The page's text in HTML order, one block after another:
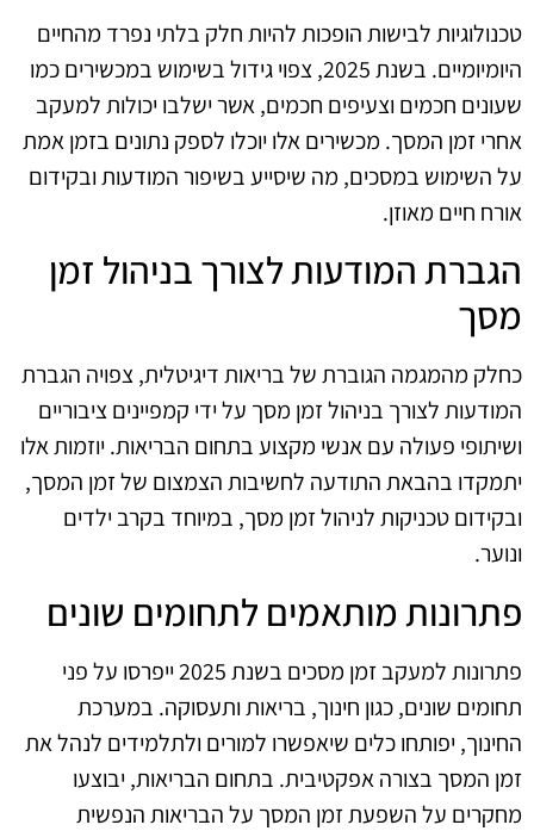
טכנולוגיות לבישות הופכות להיות חלק בלתי נפרד מהחיים
היומיומיים. בשנת 2025, צפוי גידול בשימוש במכשירים כמו
שעונים חכמים וצעיפים חכמים, אשר ישלבו יכולות למעקב
אחרי זמן המסך. מכשירים אלו יוכלו לספק נתונים בזמן אמת
על השימוש במסכים, מה שיסייע בשיפור המודעות ובקידום
אורח חיים מאוזן.
הגברת המודעות לצורך בניהול זמן
מסך
כחלק מהמגמה הגוברת של בריאות דיגיטלית, צפויה הגברת
המודעות לצורך בניהול זמן מסך על ידי קמפיינים ציבוריים
ושיתופי פעולה עם אנשי מקצוע בתחום הבריאות. יוזמות אלו
יתמקדו בהבאת התודעה לחשיבות הצמצום של זמן המסך,
ובקידום טכניקות לניהול זמן מסך, במיוחד בקרב ילדים
ונוער.
פתרונות מותאמים לתחומים שונים
פתרונות למעקב זמן מסכים בשנת 2025 ייפרסו על פני
תחומים שונים, כגון חינוך, בריאות ותעסוקה. במערכת
החינוך, יפותחו כלים שיאפשרו למורים ולתלמידים לנהל את
זמן המסך בצורה אפקטיבית. בתחום הבריאות, יבוצעו
מחקרים על השפעת זמן המסך על הבריאות הנפשית